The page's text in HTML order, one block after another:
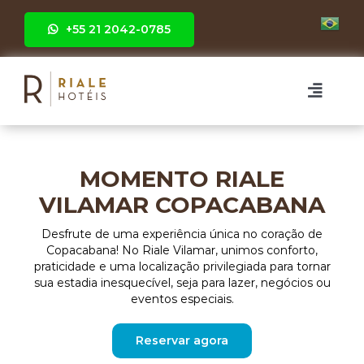
conteúdo
+55 21 2042-0785
Toggle
RIALE BRISA BARRA
RIALE IMPERIAL FLAMENGO
RIALE VILAMAR COPACABANA
EVENTOS
GRUPOS
FOTOS
GALERIA RIALE BRISA BARRA
PACOTES
MOMENTO RIALE
VILAMAR COPACABANA
Desfrute de uma experiência única no coração de
Copacabana! No Riale Vilamar, unimos conforto,
praticidade e uma localização privilegiada para tornar
sua estadia inesquecível, seja para lazer, negócios ou
eventos especiais.
Reservar agora